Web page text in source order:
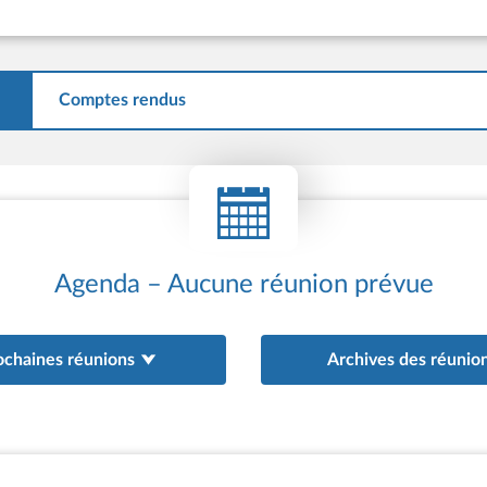
Comptes rendus
Agenda – Aucune réunion prévue
réunions Archives des